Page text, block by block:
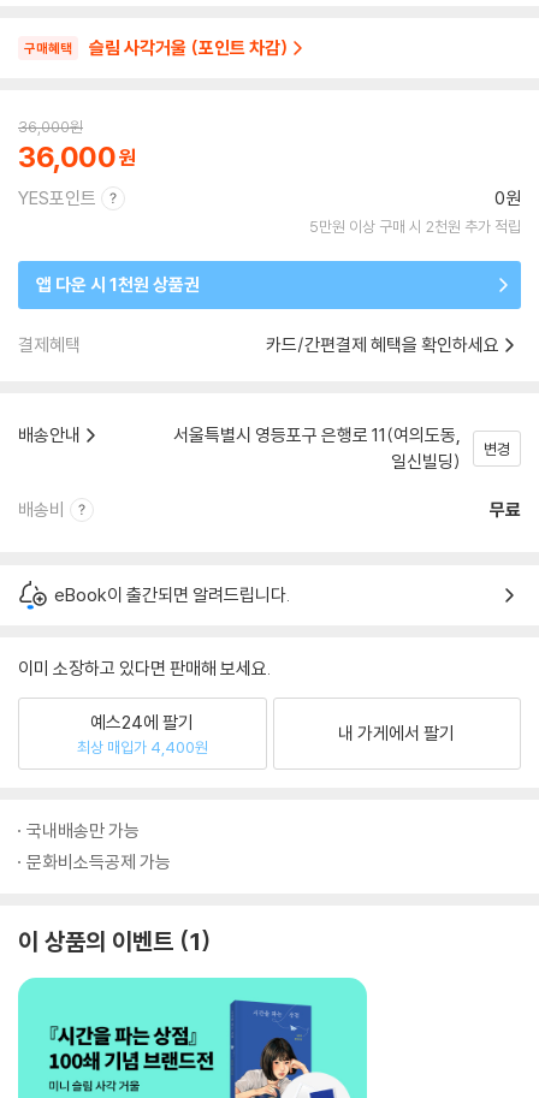
구매혜택 슬림 사각거울 (포인트 차감)
36,000원
36,000
YES포인트 0원
5만원 이상 구매 시 2천원 추가 적립
앱 다운 시 1천원 상품권
결제혜택 카드/간편결제 혜택을 확인하세요
배송안내
서울특별시 영등포구 은행로 11(여의도동,
일신빌딩)
변경
배송비 무료
eBook이 출간되면 알려드립니다.
이미 소장하고 있다면 판매해 보세요.
예스24에 팔기
최상 매입가 4,400원
내 가게에서 팔기
국내배송만 가능
문화비소득공제 가능
이 상품의 이벤트 1